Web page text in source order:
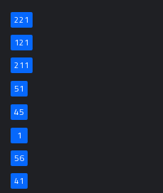
221
121
211
51
45
1
56
41